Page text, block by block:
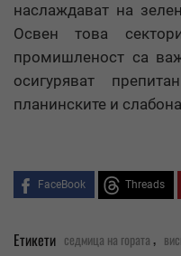
наслаждават на
Освен това
промишленост са
осигуряват
планинските и
FaceBook Threads
Етикети седмица на гората,